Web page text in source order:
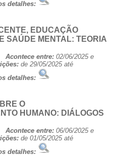
detalhes:
EDUCAÇÃO
SAÚDE MENTAL: TEORIA
Acontece entre: 02/06/2025 e
de 29/05/2025 até
detalhes:
O
HUMANO: DIÁLOGOS
Acontece entre: 06/06/2025 e
de 01/05/2025 até
detalhes: